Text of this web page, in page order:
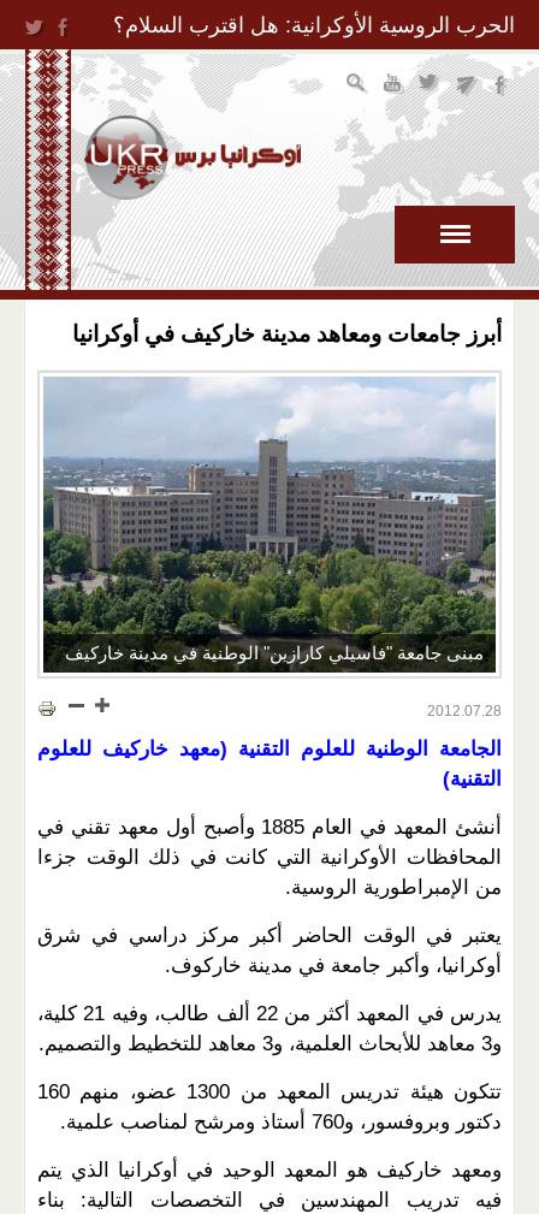
Jump to Navigation
الحرب الروسية الأوكرانية: هل اقترب السلام؟
أبرز جامعات ومعاهد مدينة خاركيف في أوكرانيا
مبنى جامعة "فاسيلي كارازين" الوطنية في مدينة خاركيف
2012.07.28
الجامعة الوطنية للعلوم التقنية (معهد خاركيف للعلوم
التقنية)
أنشئ المعهد في العام 1885 وأصبح أول معهد تقني في
المحافظات الأوكرانية التي كانت في ذلك الوقت جزءا
من الإمبراطورية الروسية.
يعتبر في الوقت الحاضر أكبر مركز دراسي في شرق
أوكرانيا، وأكبر جامعة في مدينة خاركوف.
يدرس في المعهد أكثر من 22 ألف طالب، وفيه 21 كلية،
و3 معاهد للأبحاث العلمية، و3 معاهد للتخطيط والتصميم.
تتكون هيئة تدريس المعهد من 1300 عضو، منهم 160
دكتور وبروفسور، و760 أستاذ ومرشح لمناصب علمية.
ومعهد خاركيف هو المعهد الوحيد في أوكرانيا الذي يتم
فيه تدريب المهندسين في التخصصات التالية: بناء